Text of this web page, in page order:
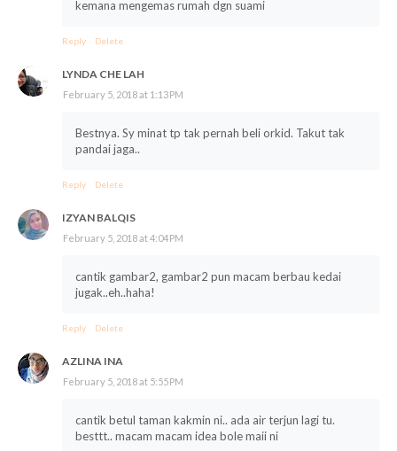
kemana mengemas rumah dgn suami
Reply Delete
LYNDA CHE LAH
February 5, 2018 at 1:13 PM
Bestnya. Sy minat tp tak pernah beli orkid. Takut tak
pandai jaga..
Reply Delete
IZYAN BALQIS
February 5, 2018 at 4:04 PM
cantik gambar2, gambar2 pun macam berbau kedai
jugak..eh..haha!
Reply Delete
AZLINA INA
February 5, 2018 at 5:55 PM
cantik betul taman kakmin ni.. ada air terjun lagi tu.
besttt.. macam macam idea bole maii ni